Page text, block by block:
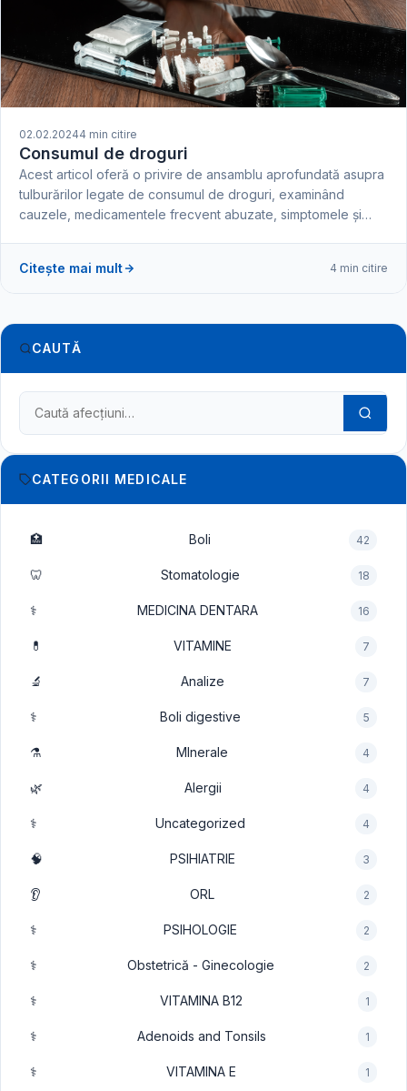
02.02.20244 min citire
Consumul de droguri
Acest articol oferă o privire de ansamblu aprofundată asupra
tulburărilor legate de consumul de droguri, examinând
cauzele, medicamentele frecvent abuzate, simptomele și…
Citește mai mult 4 min citire
CAUTĂ
Caută în dicționarul medical
CATEGORII MEDICALE
🏥 Boli 42
🦷 Stomatologie 18
⚕️ MEDICINA DENTARA 16
💊 VITAMINE 7
🔬 Analize 7
⚕️ Boli digestive 5
⚗️ MInerale 4
🌿 Alergii 4
⚕️ Uncategorized 4
🧠 PSIHIATRIE 3
👂 ORL 2
⚕️ PSIHOLOGIE 2
⚕️ Obstetrică - Ginecologie 2
⚕️ VITAMINA B12 1
⚕️ Adenoids and Tonsils 1
⚕️ VITAMINA E 1